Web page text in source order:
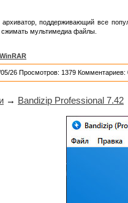
поддерживающий все
сжимать мультимедиа файлы.
WinRAR
26 Просмотров: 1379 Комментариев:
→ Bandizip Professional 7.42